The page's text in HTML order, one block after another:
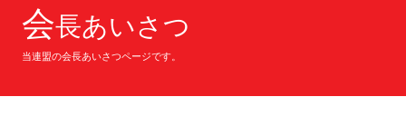
会長あいさつ
当連盟の会長あいさつページです。